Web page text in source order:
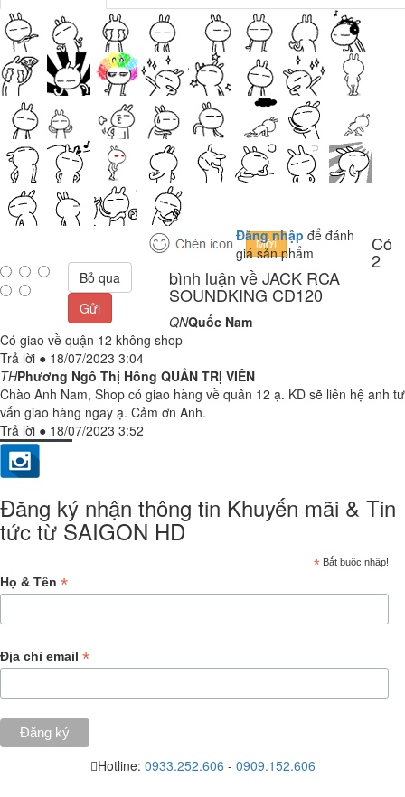
Đăng nhập để đánh
giá sản phẩm
Bỏ qua
Gửi
Có
2
bình luận về JACK RCA
SOUNDKING CD120
QNQuốc Nam
Có giao về quận 12 không shop
Trả lời ● 18/07/2023 3:04
THPhương Ngô Thị Hồng QUẢN TRỊ VIÊN
Chào Anh Nam, Shop có giao hàng về quân 12 ạ. KD sẽ liên hệ anh tư
vấn giao hàng ngay ạ. Cảm ơn Anh.
Trả lời ● 18/07/2023 3:52
Đăng ký nhận thông tin Khuyến mãi & Tin
tức từ SAIGON HD
* Bắt buộc nhập!
Họ & Tên *
Địa chỉ email *
Hotline: 0933.252.606 - 0909.152.606